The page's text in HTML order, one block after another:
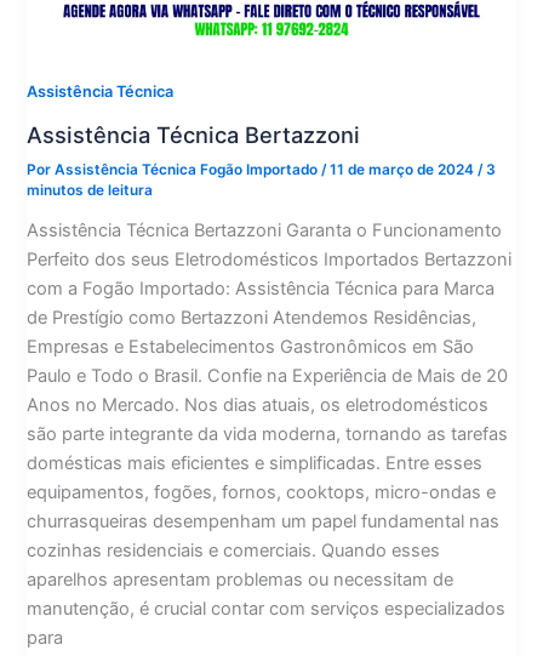
Assistência Técnica
Assistência Técnica Bertazzoni
PorAssistência Técnica Fogão Importado/11 de março de 2024/3
minutos de leitura
Assistência Técnica Bertazzoni Garanta o Funcionamento
Perfeito dos seus Eletrodomésticos Importados Bertazzoni
com a Fogão Importado: Assistência Técnica para Marca
de Prestígio como Bertazzoni Atendemos Residências,
Empresas e Estabelecimentos Gastronômicos em São
Paulo e Todo o Brasil. Confie na Experiência de Mais de 20
Anos no Mercado. Nos dias atuais, os eletrodomésticos
são parte integrante da vida moderna, tornando as tarefas
domésticas mais eficientes e simplificadas. Entre esses
equipamentos, fogões, fornos, cooktops, micro-ondas e
churrasqueiras desempenham um papel fundamental nas
cozinhas residenciais e comerciais. Quando esses
aparelhos apresentam problemas ou necessitam de
manutenção, é crucial contar com serviços especializados
para